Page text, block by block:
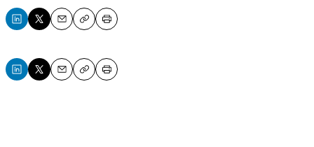
EmailCopyPrint
EmailCopyPrint